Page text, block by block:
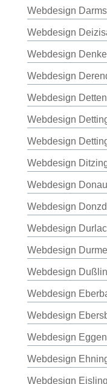
Webdesign
Webdesign
Webdesign
Webdesign
Webdesign
Webdesign
Webdesign
Webdesign
Webdesign
Webdesign
Webdesign
Webdesign
Webdesign
Webdesign
Webdesign
Webdesign
Webdesign
Webdesign